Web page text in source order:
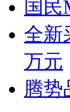
国
全新
万元
腾势